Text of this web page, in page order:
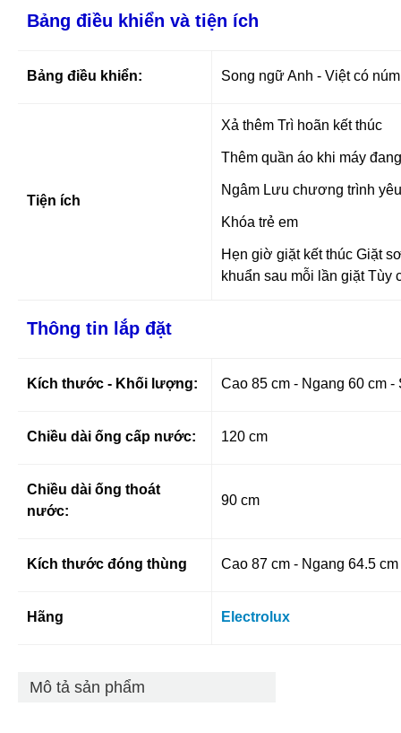
Bảng điều khiển và tiện ích
Bảng điều khiển: Song ngữ Anh - Việt có
Tiện ích
Xả thêm Trì hoãn kết thúc
Thêm quần áo khi máy
Ngâm Lưu chương trình
Khóa trẻ em
Hẹn giờ giặt kết thúc Giặt
khuẩn sau mỗi lần giặt Tùy
Thông tin lắp đặt
Kích thước - Khối lượng: Cao 85 cm - Ngang 60 cm
Chiều dài ống cấp nước: 120 cm
Chiều dài ống thoát
nước:
90 cm
Kích thước đóng thùng Cao 87 cm - Ngang 64.5
Hãng Electrolux
Mô tả sản phẩm